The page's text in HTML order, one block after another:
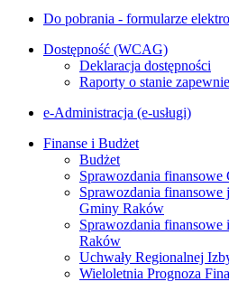
Do pobrania - formularze
Dostępność (WCAG)
Deklaracja dostępności
Raporty o stanie
e-Administracja (e-usługi)
Finanse i Budżet
Budżet
Sprawozdania
Sprawozdania finansowe
Gminy Raków
Sprawozdania
Raków
Uchwały Regionalnej
Wieloletnia Prognoza